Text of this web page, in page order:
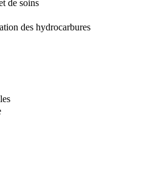
de soins
des hydrocarbures